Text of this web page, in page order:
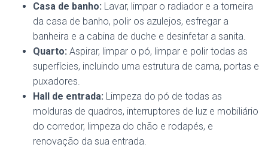
Casa de banho: Lavar, limpar o radiador e a torneira
da casa de banho, polir os azulejos, esfregar a
banheira e a cabina de duche e desinfetar a sanita.
Quarto: Aspirar, limpar o pó, limpar e polir todas as
superfícies, incluindo uma estrutura de cama, portas e
puxadores.
Hall de entrada: Limpeza do pó de todas as
molduras de quadros, interruptores de luz e mobiliário
do corredor, limpeza do chão e rodapés, e
renovação da sua entrada.